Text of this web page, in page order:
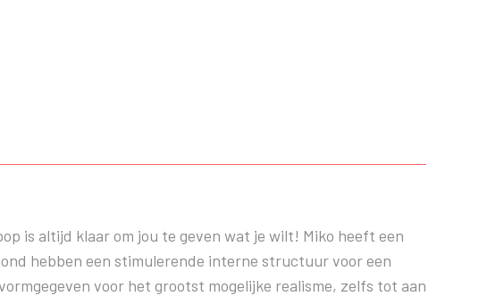
is altijd klaar om jou te geven wat je wilt! Miko heeft een
hebben een stimulerende interne structuur voor een
voor het grootst mogelijke realisme, zelfs tot aan